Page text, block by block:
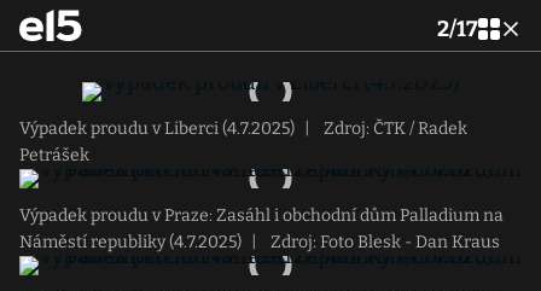
2/17
Výpadek proudu v Liberci (4.7.2025)
Zdroj: ČTK / Radek
Petrášek
Výpadek proudu v Praze: Zasáhl i obchodní dům Palladium na
Náměstí republiky (4.7.2025)
Zdroj: Foto Blesk - Dan Kraus